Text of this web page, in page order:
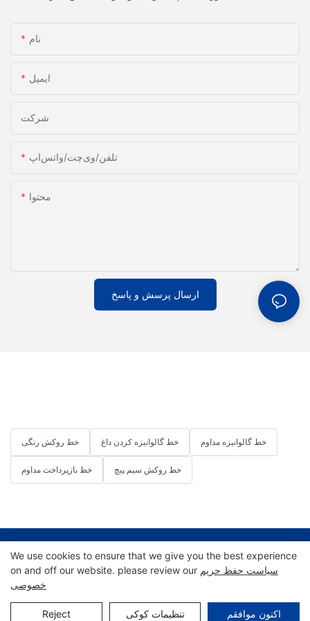
نام
ایمیل
شرکت
تلفن/وی‌چت/واتس‌اپ
محتوا
ارسال پرسش و پاسخ
خط روکش رنگی خط گالوانیزه کردن داغ خط گالوانیزه مداوم
خط بازپرداخت مداوم خط روکش سیم پیچ
کپی‌رایت © 2025 شرکت مهندسی تجهیزات ویفانگ هایتو |
نقشه سایت
We use cookies to ensure that we give you the best experience
on and off our website. please review our سیاست حفظ حریم
خصوصی
Reject تنظیمات کوکی اکنون موافقم